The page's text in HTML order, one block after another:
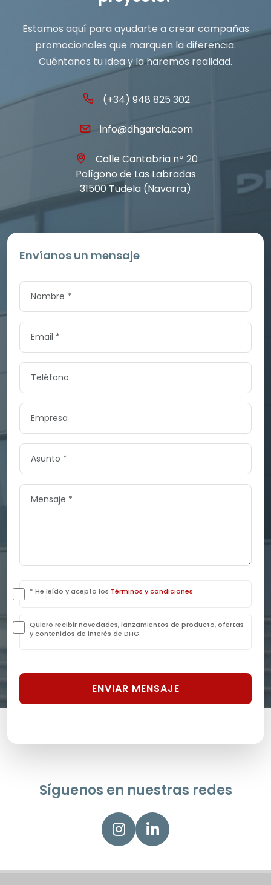
Estamos aquí para ayudarte a crear campañas
promocionales que marquen la diferencia.
Cuéntanos tu idea y la haremos realidad.
(+34) 948 825 302
info@dhgarcia.com
Calle Cantabria nº 20
Polígono de Las Labradas
31500 Tudela (Navarra)
Envíanos un mensaje
* He leído y acepto los Términos y condiciones
Quiero recibir novedades, lanzamientos de producto, ofertas
y contenidos de interés de DHG.
ENVIAR MENSAJE
Síguenos en nuestras redes